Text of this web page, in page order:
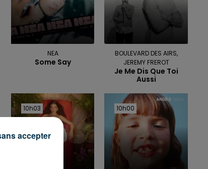
NEA
Some Say
BOULEVARD DES AIRS,
JEREMY FREROT
Je Me Dis Que Toi
Aussi
10h03
10h03 10h00
10h00
accepter